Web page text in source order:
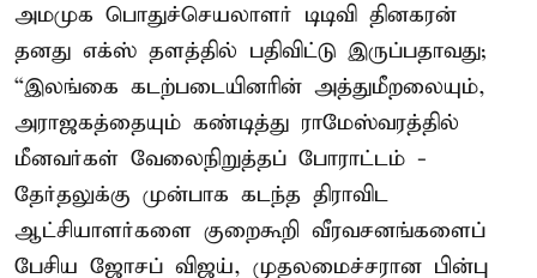
அமமுக பொதுச்செயலாளர் டிடிவி தினகரன்
தனது எக்ஸ் தளத்தில் பதிவிட்டு இருப்பதாவது;
“இலங்கை கடற்படையினரின் அத்துமீறலையும்,
அராஜகத்தையும் கண்டித்து ராமேஸ்வரத்தில்
மீனவர்கள் வேலைநிறுத்தப் போராட்டம் -
தேர்தலுக்கு முன்பாக கடந்த திராவிட
ஆட்சியாளர்களை குறைகூறி வீரவசனங்களைப்
பேசிய ஜோசப் விஜய், முதலமைச்சரான பின்பு